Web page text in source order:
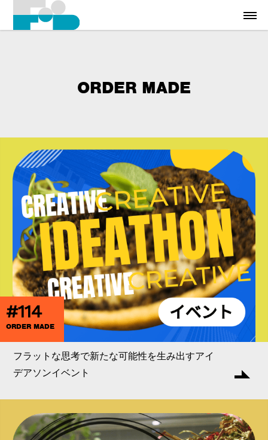
ORDER MADE
#114
ORDER MADE
フラットな思考で新たな可能性を生み出すアイ
デアソンイベント